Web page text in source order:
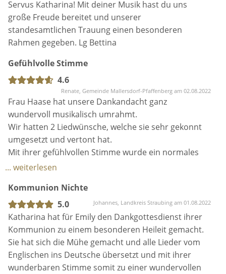
und ausländischen Bühnen mit Festivals, OpenAirs,
Hochzeiten, Partyveranstaltungen, Bierzelten,
Oktoberfesten und der Original Münchner Wiesn.
sowie (neu und modern arrangierte) Kirchen- und
Gospellieder.
Denn Kirchenmusik kann modern arrangiert richtig
schön sein. Sie muss nicht immer opernhaft und
quietschig klingen, sondern darf auch mal soulig und
poppig sein. Es sei denn, Ihr wünscht Euch ein Ave
Maria ;-)
Ich freu mich darauf, Euch zu berühren!
Servus Katharina! Mit deiner Musik hast du uns
große Freude bereitet und unserer
standesamtlichen Trauung einen besonderen
Rahmen gegeben. Lg Bettina
Gefühlvolle Stimme
4.6
Renate, Gemeinde Mallersdorf-Pfaffenberg am 02.08.2022
Frau Haase hat unsere Dankandacht ganz
wundervoll musikalisch umrahmt.
Wir hatten 2 Liedwünsche, welche sie sehr gekonnt
umgesetzt und vertont hat.
Mit ihrer gefühlvollen Stimme wurde ein normales
Gottesloblied einzigartig. Ihre Eigenkompositionen
Lautstärke war super passend, dank eigener
Musikanlage.
Uns hat es sehr gut gefallen.
... weiterlesen
Kommunion Nichte
5.0
Johannes, Landkreis Straubing am 01.08.2022
Katharina hat für Emily den Dankgottesdienst ihrer
Kommunion zu einem besonderen Heileit gemacht.
Sie hat sich die Mühe gemacht und alle Lieder vom
Englischen ins Deutsche übersetzt und mit ihrer
wunderbaren Stimme somit zu einer wundervollen